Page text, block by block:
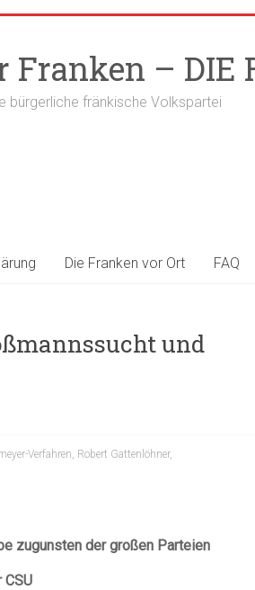
Franken – DIE
bürgerliche fränkische Volkspartei
Die Franken vor Ort FAQ
und
Verfahren, Robert Gattenlöhner,
zugunsten der großen Parteien
CSU